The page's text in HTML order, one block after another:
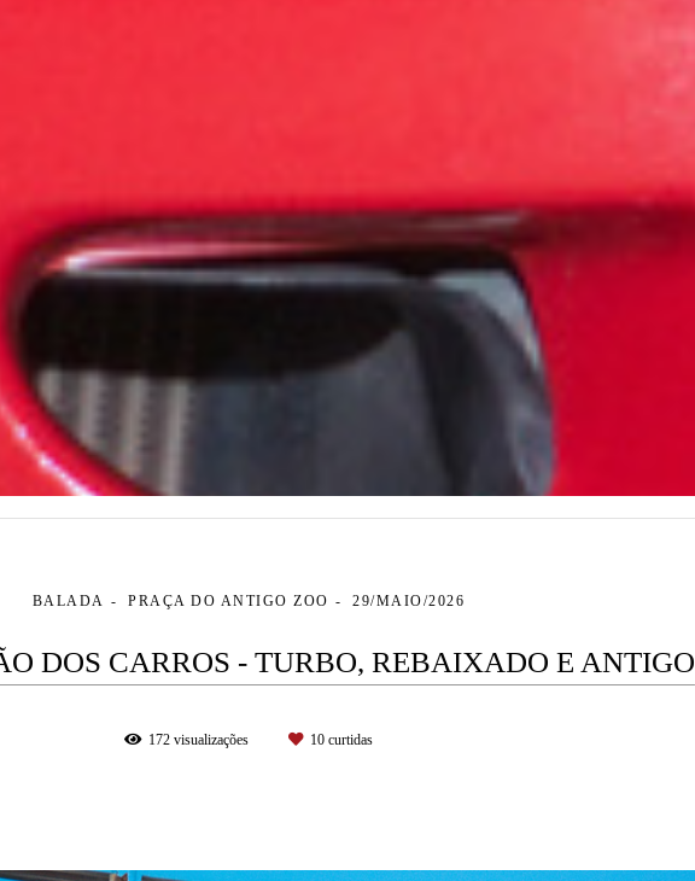
BALADA PRAÇA DO ANTIGO ZOO 29/MAIO/2026
DOS CARROS - TURBO, REBAIXADO E ANTIGO
172 visualizações 10 curtidas